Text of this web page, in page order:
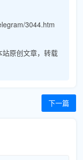
3044.htm
原创文章，转载
下一篇